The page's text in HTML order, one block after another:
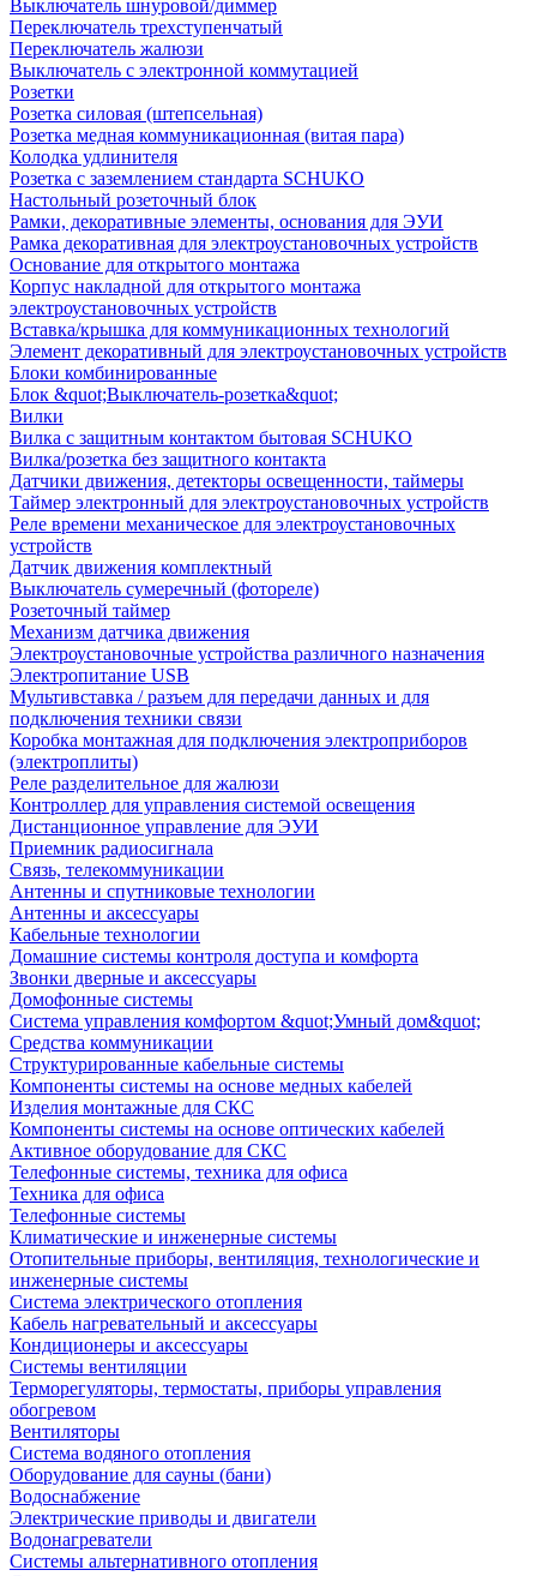
Выключатель шнуровой/диммер
Переключатель трехступенчатый
Переключатель жалюзи
Выключатель с электронной коммутацией
Розетки
Розетка силовая (штепсельная)
Розетка медная коммуникационная (витая пара)
Колодка удлинителя
Розетка с заземлением стандарта SCHUKO
Настольный розеточный блок
Рамки, декоративные элементы, основания для ЭУИ
Рамка декоративная для электроустановочных устройств
Основание для открытого монтажа
Корпус накладной для открытого монтажа
электроустановочных устройств
Вставка/крышка для коммуникационных технологий
Элемент декоративный для электроустановочных устройств
Блоки комбинированные
Блок &quot;Выключатель-розетка&quot;
Вилки
Вилка с защитным контактом бытовая SCHUKO
Вилка/розетка без защитного контакта
Датчики движения, детекторы освещенности, таймеры
Таймер электронный для электроустановочных устройств
Реле времени механическое для электроустановочных
устройств
Датчик движения комплектный
Выключатель сумеречный (фотореле)
Розеточный таймер
Механизм датчика движения
Электроустановочные устройства различного назначения
Электропитание USB
Мультивставка / разъем для передачи данных и для
подключения техники связи
Коробка монтажная для подключения электроприборов
(электроплиты)
Реле разделительное для жалюзи
Контроллер для управления системой освещения
Дистанционное управление для ЭУИ
Приемник радиосигнала
Связь, телекоммуникации
Антенны и спутниковые технологии
Антенны и аксессуары
Кабельные технологии
Домашние системы контроля доступа и комфорта
Звонки дверные и аксессуары
Домофонные системы
Система управления комфортом &quot;Умный дом&quot;
Средства коммуникации
Структурированные кабельные системы
Компоненты системы на основе медных кабелей
Изделия монтажные для СКС
Компоненты системы на основе оптических кабелей
Активное оборудование для СКС
Телефонные системы, техника для офиса
Техника для офиса
Телефонные системы
Климатические и инженерные системы
Отопительные приборы, вентиляция, технологические и
инженерные системы
Система электрического отопления
Кабель нагревательный и аксессуары
Кондиционеры и аксессуары
Системы вентиляции
Терморегуляторы, термостаты, приборы управления
обогревом
Вентиляторы
Система водяного отопления
Оборудование для сауны (бани)
Водоснабжение
Электрические приводы и двигатели
Водонагреватели
Системы альтернативного отопления